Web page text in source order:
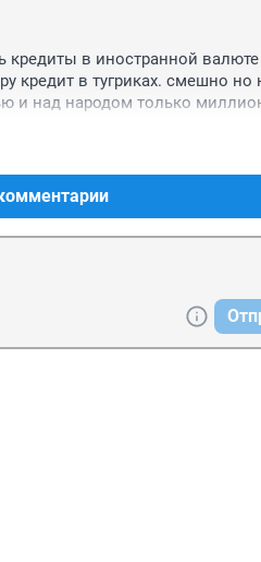
кредиты в иностранной валюте
кредит в тугриках. смешно но
и над народом только